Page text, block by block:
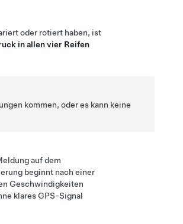
oder rotiert haben, ist
in allen vier Reifen
kommen, oder es kann keine
auf dem
beginnt nach einer
Geschwindigkeiten
klares GPS-Signal